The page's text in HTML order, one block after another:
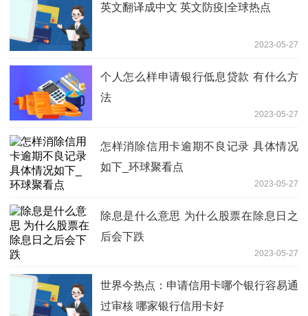
英文翻译成中文 英文防疫|全球热点
2023-05-27
个人怎么样申请银行低息贷款 有什么方
法
2023-05-27
怎样消除信用卡逾期不良记录 具体情况
如下_环球聚看点
2023-05-27
除息是什么意思 为什么股票在除息日之
后会下跌
2023-05-27
世界今热点：申请信用卡哪个银行容易通
过审核 哪家银行信用卡好